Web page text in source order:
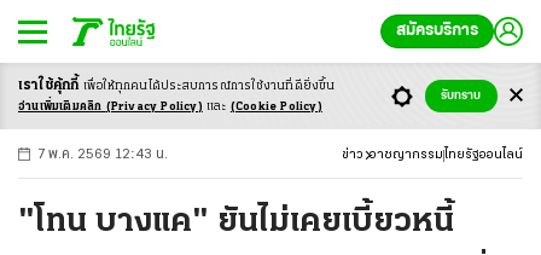
สมัครบริการ
-ก ก ก+
7 พ.ค. 2569 12:43 น. ข่าว อาชญากรรม ไทยรัฐออนไลน์
"โทน บางแค" ยันไม่เคยเบี้ยวหนี้
เราใช้คุ้กกี้ เพื่อให้ทุกคนได้ประสบการณ์การใช้งานที่ดียิ่งขึ้น
อ่านเพิ่มเติมคลิก (Privacy Policy) และ (Cookie Policy)
รับทราบ